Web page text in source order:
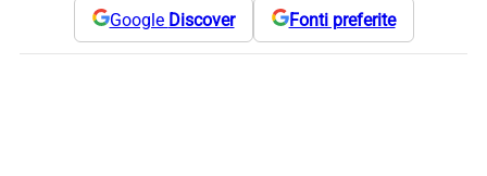
Google Discover Fonti preferite